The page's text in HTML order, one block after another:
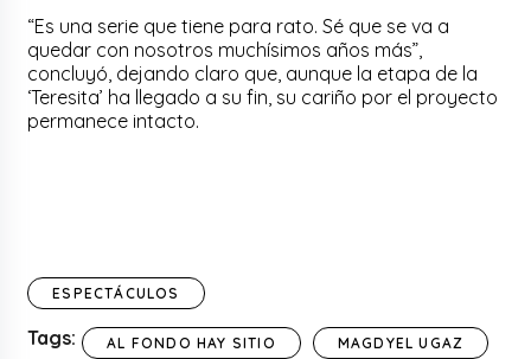
“Es una serie que tiene para rato. Sé que se va a
quedar con nosotros muchísimos años más”,
concluyó, dejando claro que, aunque la etapa de la
‘Teresita’ ha llegado a su fin, su cariño por el proyecto
permanece intacto.
ESPECTÁCULOS
Tags: AL FONDO HAY SITIO MAGDYEL UGAZ